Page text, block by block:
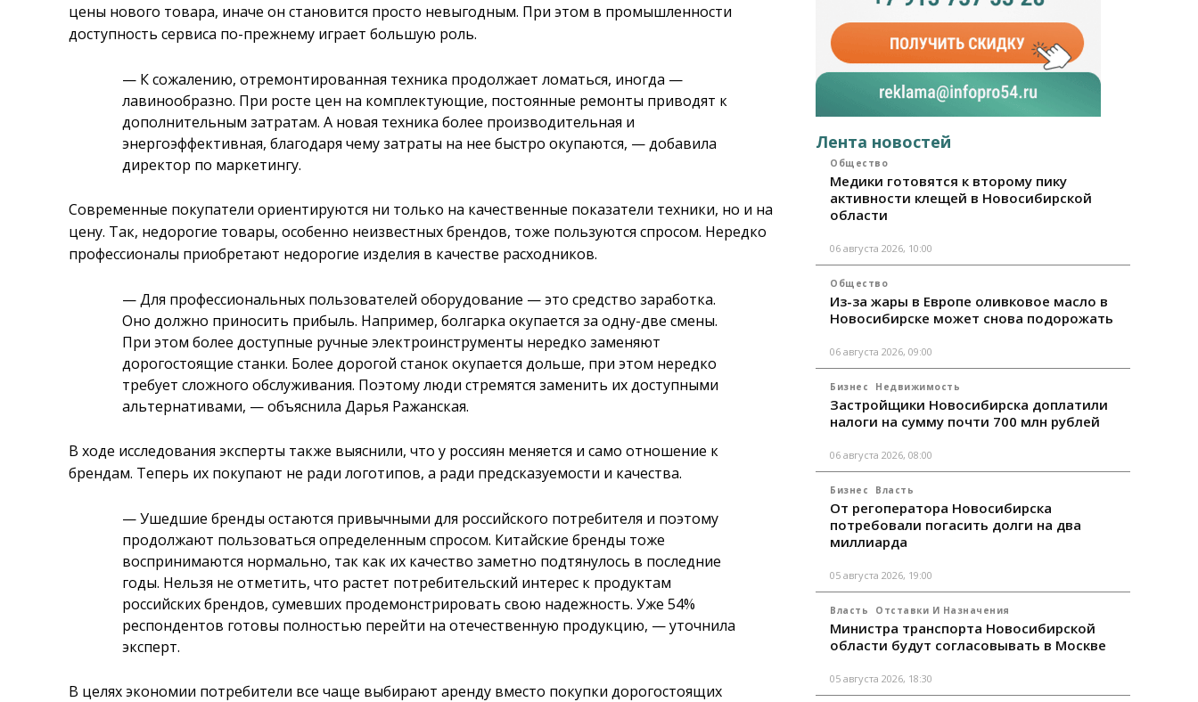
цены нового товара, иначе он становится просто невыгодным. При этом в промышленности
доступность сервиса по-прежнему играет большую роль.
— К сожалению, отремонтированная техника продолжает ломаться, иногда —
лавинообразно. При росте цен на комплектующие, постоянные ремонты приводят к
дополнительным затратам. А новая техника более производительная и
энергоэффективная, благодаря чему затраты на нее быстро окупаются, — добавила
директор по маркетингу.
Современные покупатели ориентируются ни только на качественные показатели техники, но и на
цену. Так, недорогие товары, особенно неизвестных брендов, тоже пользуются спросом. Нередко
профессионалы приобретают недорогие изделия в качестве расходников.
— Для профессиональных пользователей оборудование — это средство заработка.
Оно должно приносить прибыль. Например, болгарка окупается за одну-две смены.
При этом более доступные ручные электроинструменты нередко заменяют
дорогостоящие станки. Более дорогой станок окупается дольше, при этом нередко
требует сложного обслуживания. Поэтому люди стремятся заменить их доступными
альтернативами, — объяснила Дарья Ражанская.
В ходе исследования эксперты также выяснили, что у россиян меняется и само отношение к
брендам. Теперь их покупают не ради логотипов, а ради предсказуемости и качества.
— Ушедшие бренды остаются привычными для российского потребителя и поэтому
продолжают пользоваться определенным спросом. Китайские бренды тоже
воспринимаются нормально, так как их качество заметно подтянулось в последние
годы. Нельзя не отметить, что растет потребительский интерес к продуктам
российских брендов, сумевших продемонстрировать свою надежность. Уже 54%
респондентов готовы полностью перейти на отечественную продукцию, — уточнила
эксперт.
В целях экономии потребители все чаще выбирают аренду вместо покупки дорогостоящих
Лента новостей
Общество
Медики готовятся к второму пику
активности клещей в Новосибирской
области
06 августа 2026, 10:00
Общество
Из-за жары в Европе оливковое масло в
Новосибирске может снова подорожать
06 августа 2026, 09:00
Бизнес Недвижимость
Застройщики Новосибирска доплатили
налоги на сумму почти 700 млн рублей
06 августа 2026, 08:00
Бизнес Власть
От регоператора Новосибирска
потребовали погасить долги на два
миллиарда
05 августа 2026, 19:00
Власть Отставки И Назначения
Министра транспорта Новосибирской
области будут согласовывать в Москве
05 августа 2026, 18:30